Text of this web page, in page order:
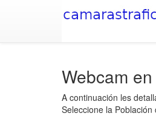
Webcam
A continuación les
Seleccione la